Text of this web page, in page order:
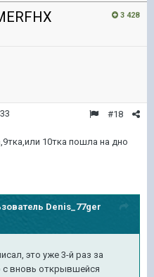
3 428
#18
10тка пошла на дно
Denis_77ger
это уже 3-й раз за
с вновь открывшейся